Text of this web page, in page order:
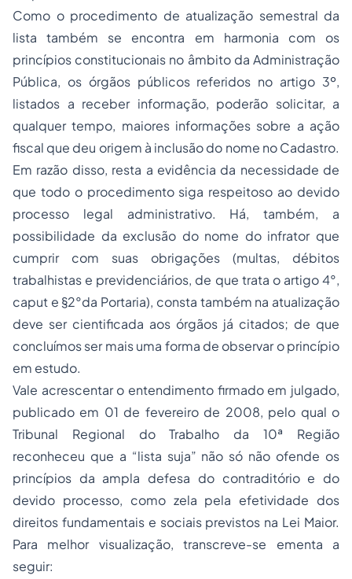
Como o procedimento de atualização semestral da
lista também se encontra em harmonia com os
princípios constitucionais no âmbito da Administração
Pública, os órgãos públicos referidos no artigo 3º,
listados a receber informação, poderão solicitar, a
qualquer tempo, maiores informações sobre a ação
fiscal que deu origem à inclusão do nome no Cadastro.
Em razão disso, resta a evidência da necessidade de
que todo o procedimento siga respeitoso ao devido
processo legal administrativo. Há, também, a
possibilidade da exclusão do nome do infrator que
cumprir com suas obrigações (multas, débitos
trabalhistas e previdenciários, de que trata o artigo 4°,
caput e §2°da Portaria), consta também na atualização
deve ser cientificada aos órgãos já citados; de que
concluímos ser mais uma forma de observar o princípio
em estudo.
Vale acrescentar o entendimento firmado em julgado,
publicado em 01 de fevereiro de 2008, pelo qual o
Tribunal Regional do Trabalho da 10ª Região
reconheceu que a “lista suja” não só não ofende os
princípios da ampla defesa do contraditório e do
devido processo, como zela pela efetividade dos
direitos fundamentais e sociais previstos na Lei Maior.
Para melhor visualização, transcreve-se ementa a
seguir: